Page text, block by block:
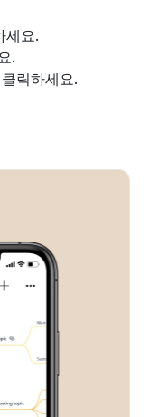
세요.
.
릭하세요.